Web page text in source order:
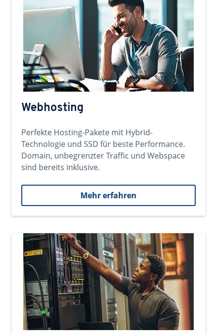
Webhosting
Perfekte Hosting-Pakete mit Hybrid-
Technologie und SSD für beste Performance.
Domain, unbegrenzter Traffic und Webspace
sind bereits inklusive.
Mehr erfahren